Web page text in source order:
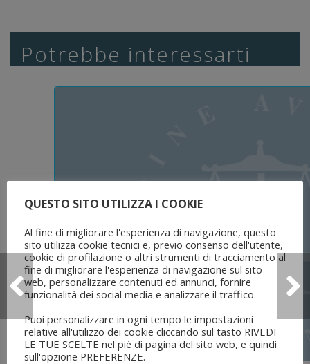
Potrebbe interessarti
QUESTO SITO UTILIZZA I COOKIE
Al fine di migliorare l'esperienza di navigazione, questo
sito utilizza cookie tecnici e, previo consenso dell'utente,
cookie di profilazione o altri strumenti di tracciamento al
fine di migliorare l'esperienza di navigazione sul sito
web, personalizzare contenuti ed annunci, fornire
funzionalità dei social media e analizzare il traffico.
Puoi personalizzare in ogni tempo le impostazioni
relative all'utilizzo dei cookie cliccando sul tasto RIVEDI
LE TUE SCELTE nel piè di pagina del sito web, e quindi
sull'opzione PREFERENZE.